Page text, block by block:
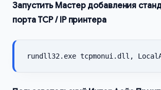
Запустить Мастер добавления
порта TCP / IP принтера
rundll32.exe tcpmonui.dll,